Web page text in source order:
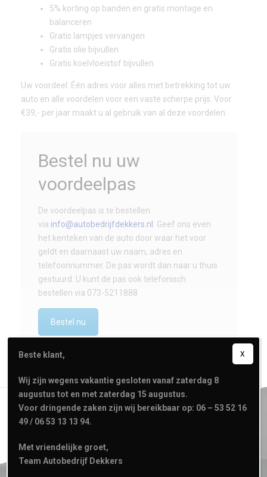
5% korting op banden en gratis montage en
balanceren
Gratis lampjes vervangen
Gratis olie bijvullen
Gratis koelvloeistof bijvullen
Uw voordeel: Één adres voor alles met betrekking tot uw
auto en alle voordelen voor een vaste scherpe prijs. Voor
€39,- per jaar maakt u al gebruik van al deze voordelen.
Bestel nu uw
voordeelpas
De voordeelpas is te bestellen
via info@autobedrijfdekkers.nl
. Geef ons even
het kenteken van de auto door waar het voor
geldt en daarnaast uw naam, adres en
telefoonnummer. De pas wordt dan naar u thuis
gestuurd. U kunt de pas ook telefonisch
bestellen via 073-5211888
Bestel nu
Beste klant,
Wij zijn wegens vakantie gesloten vanaf zaterdag 8
augustus tot en met zaterdag 15 augustus.
Voor dringende zaken zijn wij bereikbaar op: 06 – 53 52 16
49 / 06 53 13 13 94.
Met vriendelijke groet,
Team Autobedrijf Dekkers
X